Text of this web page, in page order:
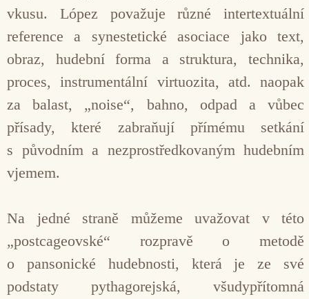
vkusu. López považuje různé inter­textuální
reference a synestetické asociace jako text,
obraz, hudební forma a struktura, technika,
proces, instrumentální virtuozita, atd. naopak
za balast, „noise“, bahno, odpad a vů­bec
přísady, které zabraňují přímému setkání
s původním a nezprostředko­vaným hudebním
vjemem.
Na jedné straně můžeme uvažovat v této
„postcageovské“ rozpravě o metodě
o pansonické hudebnosti, která je ze své
podstaty pythagorej­ská, všudypřítomná